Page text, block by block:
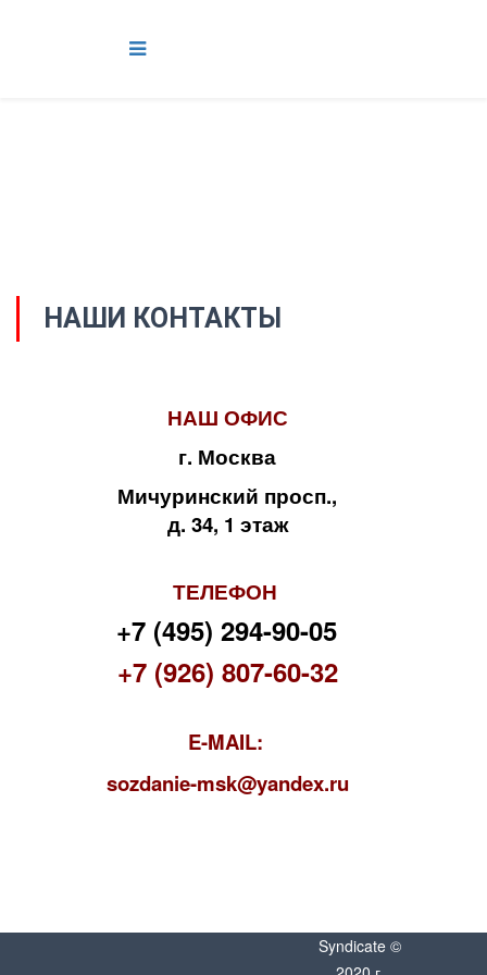
НАШИ КОНТАКТЫ
НАШ ОФИС
г. Москва
Мичуринский просп.,
д. 34, 1 этаж
ТЕЛЕФОН
+7 (495) 294-90-05
+7 (926) 807-60-32
E-MAIL:
sozdanie-msk@yandex.ru
Syndicate ©